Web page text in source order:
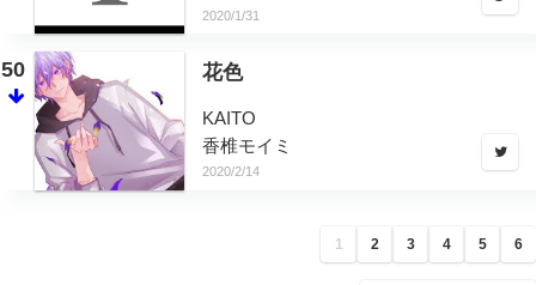
2020/1/31
50 花色
KAITO
香椎モイミ
2020/2/14
1 2 3 4 5 6